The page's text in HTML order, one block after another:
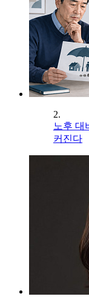
2.
노후 대
커진다